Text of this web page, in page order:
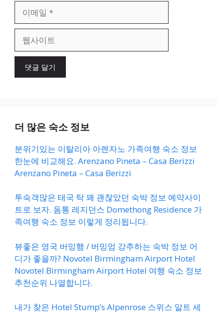
일
이
더 많은 숙소 정보
분위기있는 이탈리아 아렌자노 가족여행 숙소 정보
한눈에 비교해요. Arenzano Pineta – Casa Berizzi
Arenzano Pineta – Casa Berizzi
투숙객많은 태국 탁 꽤 괜찮았던 숙박 정보 예약사이
트로 보자. 돔통 레지던스 Domethong Residence 가
족여행 숙소 정보 이렇게 정리됩니다.
뷰좋은 영국 버밍햄 / 버밍엄 강추하는 숙박 정보 어
디가 좋을까? Novotel Birmingham Airport Hotel
Novotel Birmingham Airport Hotel 여행 숙소 정보
추천순위 나열합니다.
내가 찾은 Hotel Stump’s Alpenrose 스위스 알트 세